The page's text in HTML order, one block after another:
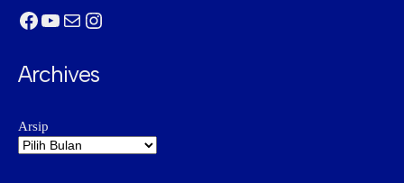
Facebook
YouTube
MailInstagram
Archives
Arsip